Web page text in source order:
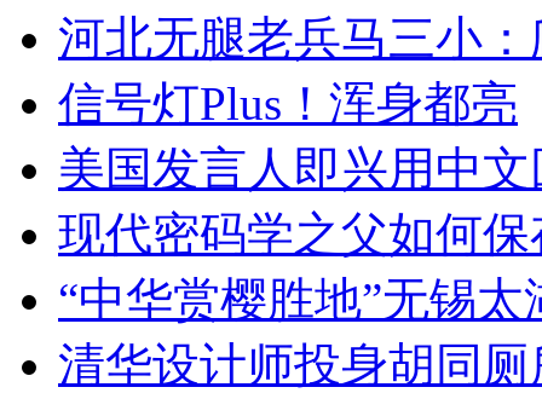
河北无腿老兵马三小
信号灯Plus！浑身都亮
美国发言人即兴用中
现代密码学之父如何
“中华赏樱胜地”无锡
清华设计师投身胡同